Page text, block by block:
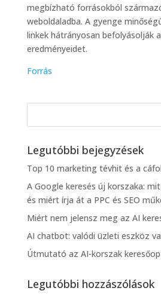
megbízható forrásokból
weboldaladba. A gyenge
linkek hátrányosan befolyásolják a
eredményeidet.
Forrás
Legutóbbi bejegyzések
Top 10 marketing tévhit és a
A Google keresés új korszaka:
és miért írja át a PPC és SEO
Miért nem jelensz meg az AI
AI chatbot: valódi üzleti eszköz
Útmutató az AI-korszak
Legutóbbi hozzászólások